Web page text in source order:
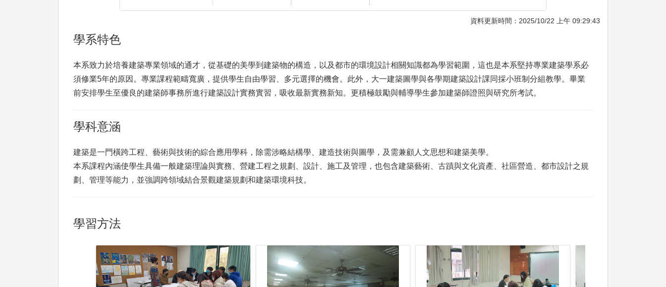
資料更新時間：2025/10/22 上午 09:29:43
學系特色
本系致力於培養建築專業領域的通才，從基礎的美學到建築物的構造，以及都市的環境設計相關知識都為學習範圍，這也是本系堅持專業建築學系必
須修業5年的原因。專業課程範疇寬廣，提供學生自由學習、多元選擇的機會。此外，大一建築圖學與各學期建築設計課同採小班制分組教學。畢業
前安排學生至優良的建築師事務所進行建築設計實務實習，吸收最新實務新知。更積極鼓勵與輔導學生參加建築師證照與研究所考試。
學科意涵
建築是一門橫跨工程、藝術與技術的綜合應用學科，除需涉略結構學、建造技術與圖學，及需兼顧人文思想和建築美學。
本系課程內涵使學生具備一般建築理論與實務、營建工程之規劃、設計、施工及管理，也包含建築藝術、古蹟與文化資產、社區營造、都市設計之規
劃、管理等能力，並強調跨領域結合景觀建築規劃和建築環境科技。
學習方法